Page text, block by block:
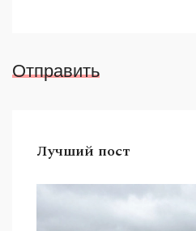
Отправить
Лучший пост